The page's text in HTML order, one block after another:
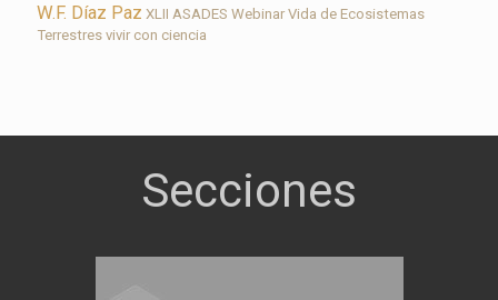
W.F. Díaz Paz XLII ASADES Webinar Vida de Ecosistemas
Terrestres vivir con ciencia